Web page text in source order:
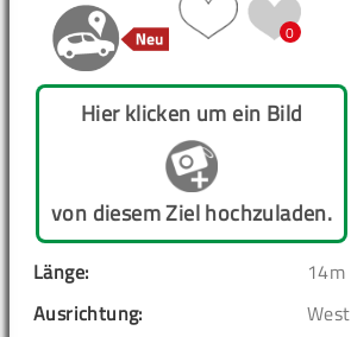
0
Hier klicken um ein Bild
von diesem Ziel hochzuladen.
Länge:
14m
Ausrichtung:
West